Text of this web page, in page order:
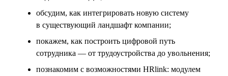
обсудим, как интегрировать новую систему
в существующий ландшафт компании;
покажем, как построить цифровой путь
сотрудника — от трудоустройства до увольнения;
познакомим с возможностями HRlink: модулем